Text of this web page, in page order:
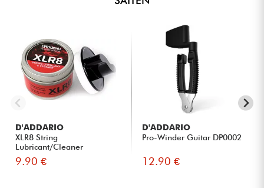
D'ADDARIO
XLR8 String
Lubricant/Cleaner
9.90 €
D'ADDARIO
Pro-Winder Guitar DP0002
12.90 €